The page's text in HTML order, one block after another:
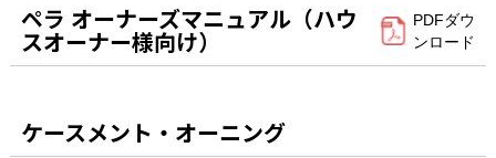
ペラ オーナーズマニュアル（ハウ
スオーナー様向け）
PDFダウ
ンロード
ケースメント・オーニング